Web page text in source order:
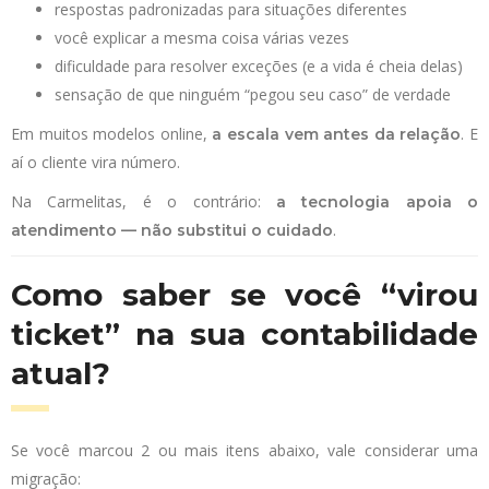
respostas padronizadas para situações diferentes
você explicar a mesma coisa várias vezes
dificuldade para resolver exceções (e a vida é cheia delas)
sensação de que ninguém “pegou seu caso” de verdade
Em muitos modelos online, a escala vem antes da relação. E
aí o cliente vira número.
Na Carmelitas, é o contrário: a tecnologia apoia o
atendimento — não substitui o cuidado.
Como saber se você “virou
ticket” na sua contabilidade
atual?
Se você marcou 2 ou mais itens abaixo, vale considerar uma
migração: